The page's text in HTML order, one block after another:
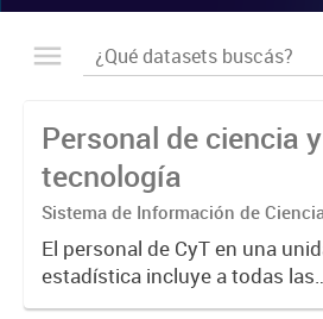
Personal de ciencia y
tecnología
Sistema de Información de
Tecnología Argentino (SICYTAR)
El personal de CyT en una
estadística incluye a todas las
personas involucradas